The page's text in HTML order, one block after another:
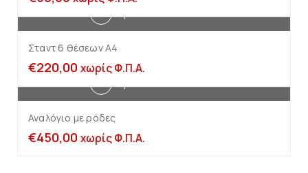
Σταντ 6 θέσεων Α4
€220,00 χωρίς Φ.Π.Α.
Αναλόγιο με ρόδες
€450,00 χωρίς Φ.Π.Α.